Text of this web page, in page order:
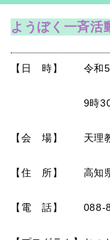
ようぼく一斉
【日 時】 令和5
9時30分～
【会 場】 天理教
【住 所】 高知県
【電 話】 088-